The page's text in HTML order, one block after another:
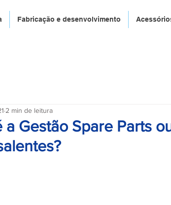
Fabricação e desenvolvimento
a Gestão Spare Parts
2 min de leitura